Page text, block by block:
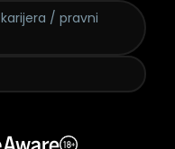
karijera / pravni